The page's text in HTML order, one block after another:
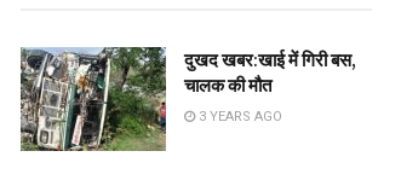
दुखद खबर:खाई में गिरी बस,
चालक की मौत
3 YEARS AGO